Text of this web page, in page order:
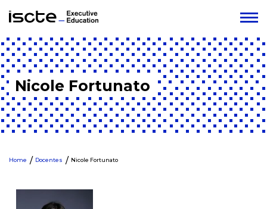
Nicole Fortunato
Home Docentes Nicole Fortunato